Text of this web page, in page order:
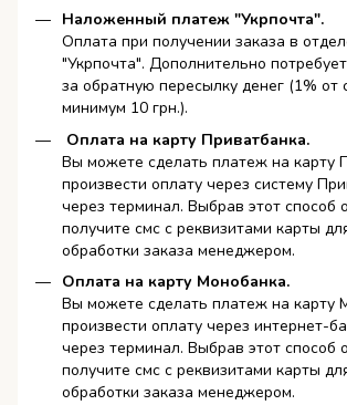
Наложенный платеж "Укрпочта".
Оплата при получении заказа в
"Укрпочта". Дополнительно
за обратную пересылку денег (1% от
минимум 10 грн.).
Оплата на карту Приватбанка.
Вы можете сделать платеж на карту
произвести оплату через систему
через терминал. Выбрав этот способ
получите смс с реквизитами карты
обработки заказа менеджером.
Оплата на карту Монобанка.
Вы можете сделать платеж на карту
произвести оплату через интернет-
через терминал. Выбрав этот способ
получите смс с реквизитами карты
обработки заказа менеджером.